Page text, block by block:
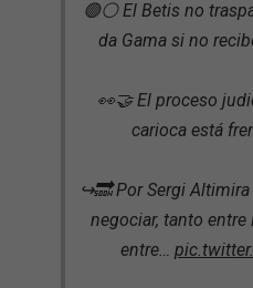
🟢⚪️ El Betis no
da Gama si no
👀🤝 El proceso
carioca está
↪️🔜 Por Sergi
negociar, tanto
entre…